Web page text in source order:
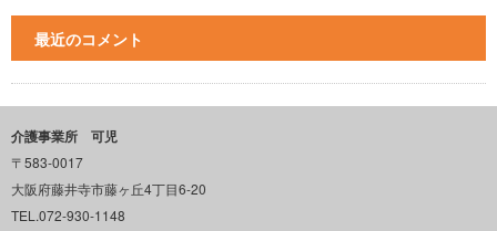
最近のコメント
介護事業所 可児
〒583-0017
大阪府藤井寺市藤ヶ丘4丁目6-20
TEL.072-930-1148